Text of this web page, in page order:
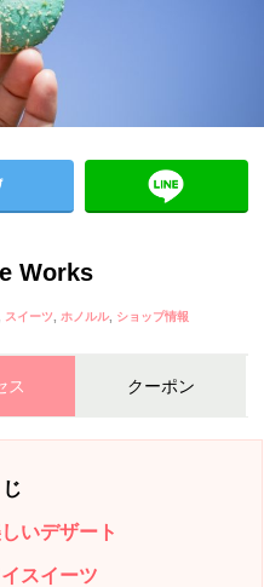
Works
スイーツ ホノルル ショップ情報
ス クーポン
いデザート
スイーツ